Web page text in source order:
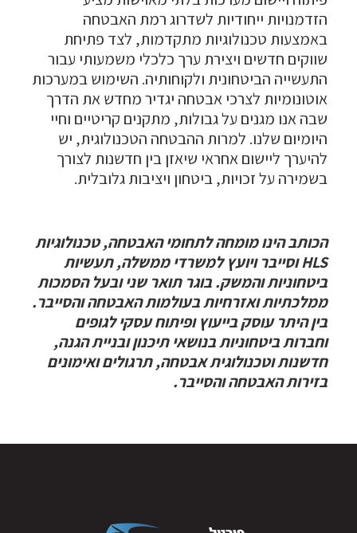
הזדמנויות ייחודיות לשדרוג רמת האבטחה
באמצעות טכנולוגיות מתקדמות, לצד פתיחת
שווקים חדשים ויצירת ערך כלכלי משמעותי עבור
התעשייה הביטחונית ולקוחותיה. השימוש במערכות
אוטונומיות לצרכי אבטחה יגדיר מחדש את הדרך
שבה אנו מגנים על גבולות, מתקנים קריטיים וחיי
היומיום שלנו. למרות ההבטחה הטכנולוגית, יש
להיערך ליישום אחראי שיאזן בין חדשנות לצורך
בשמירה על זכויות, ביטחון ויציבות גלובלית.
הכותב הינו מומחה לתחומי האבטחה, טכנולוגיות
HLS וסייבר ויועץ למשרדי ממשלה, תעשיות
ביטחוניות והמשק. בוגר תואר שני ובעל הסמכות
ממלכתיות ואזרחיות בעולמות האבטחה והסייבר.
בין היתר עוסק בייעוץ ופיתוח עסקי לגופים
וחברות ביטחוניות בנושאי תיכנון ובניית הגנה,
חדשנות וטכנולוגית אבטחה, תרגולים ואימונים
בזירות האבטחה והסייבר.